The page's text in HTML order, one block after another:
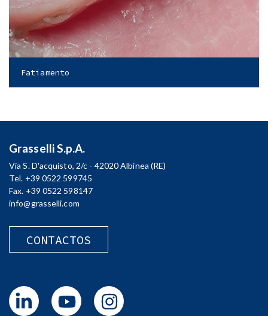
Fatiamento
Grasselli S.p.A.
Via S. D'acquisto, 2/c - 42020 Albinea (RE)
Tel. +39 0522 599745
Fax. +39 0522 598147
info@grasselli.com
CONTACTOS